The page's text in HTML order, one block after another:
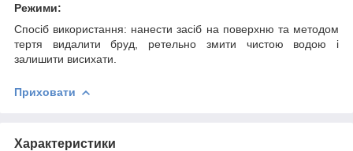
Режими:
Спосіб використання: нанести засіб на поверхню та методом
тертя видалити бруд, ретельно змити чистою водою і
залишити висихати.
Приховати
Характеристики